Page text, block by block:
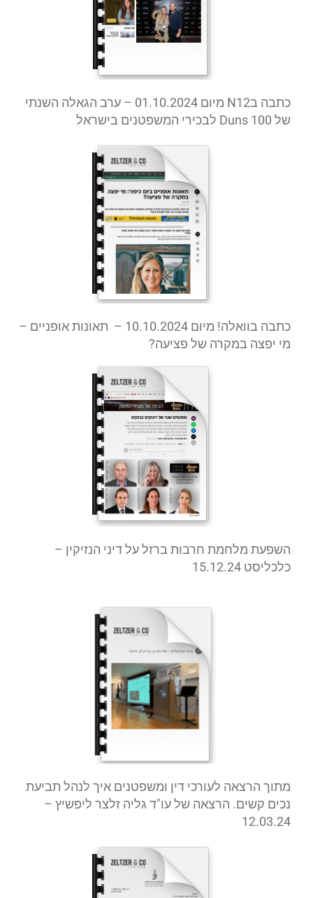
כתבה בN12 מיום 01.10.2024 – ערב הגאלה השנתי
של Duns 100 לבכירי המשפטנים בישראל
כתבה בוואלה! מיום 10.10.2024 – תאונות אופניים –
מי יפצה במקרה של פציעה?
השפעת מלחמת חרבות ברזל על דיני הנזיקין –
כלכליסט 15.12.24
מתוך הרצאה לעורכי דין ומשפטנים איך לנהל תביעת
נכים קשים. הרצאה של עו"ד גליה זלצר ליפשיץ –
12.03.24